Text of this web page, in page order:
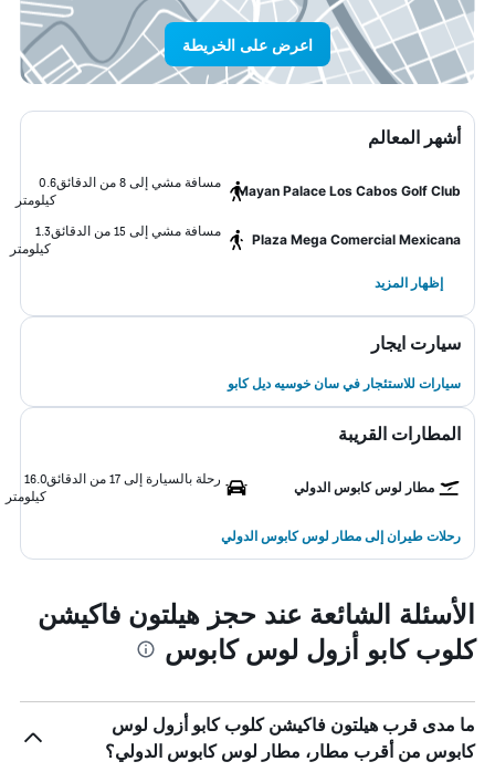
اعرض على الخريطة
أشهر المعالم
Mayan Palace Los Cabos Golf Club
مسافة مشي إلى 8 من الدقائق
0.6
كيلومتر
Plaza Mega Comercial Mexicana
مسافة مشي إلى 15 من الدقائق
1.3
كيلومتر
إظهار المزيد
سيارت ايجار
سيارات للاستئجار في سان خوسيه ديل كابو
المطارات القريبة
مطار لوس كابوس الدولي
رحلة بالسيارة إلى 17 من الدقائق
16.0
كيلومتر
رحلات طيران إلى مطار لوس كابوس الدولي
الأسئلة الشائعة عند حجز هيلتون فاكيشن
كلوب كابو أزول لوس كابوس
ما مدى قرب هيلتون فاكيشن كلوب كابو أزول لوس
كابوس من أقرب مطار، مطار لوس كابوس الدولي؟